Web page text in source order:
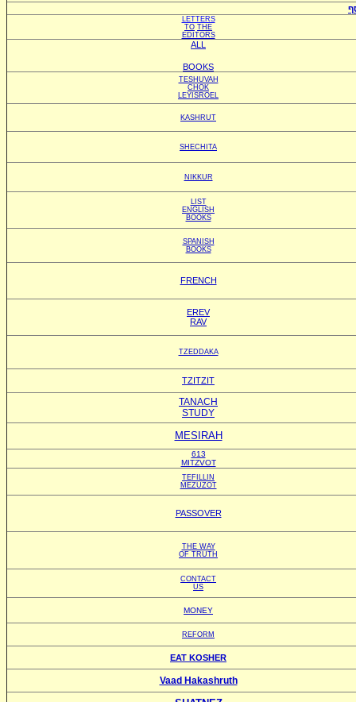
LETTERS
TO THE
EDITORS
ALL
BOOKS
TESHUVAH
CHOK
LEYISROEL
KASHRUT
SHECHITA
NIKKUR
LIST
ENGLISH
BOOKS
SPANISH
BOOKS
FRENCH
EREV
RAV
TZEDDAKA
TZITZIT
TANACH
STUDY
MESIRAH
613
MITZVOT
TEFILLIN
MEZUZOT
PASSOVER
THE WAY
OF TRUTH
CONTACT
US
MONEY
REFORM
EAT KOSHER
Vaad Hakashruth